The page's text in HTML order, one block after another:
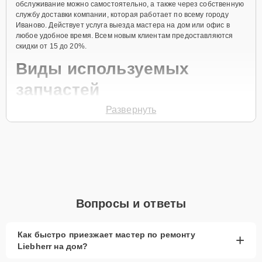
обслуживание можно самостоятельно, а также через собственную
службу доставки компании, которая работает по всему городу
Иваново. Действует услуга выезда мастера на дом или офис в
любое удобное время. Всем новым клиентам предоставляются
скидки от 15 до 20%.
Виды используемых
запчастей
Для ремонта морозильной камеры модели GT 4921 предлагаются
активное использование устройства дольше
запчастей.
При наличии планов в скором времени заменить
Развернуть
Вопросы и ответы
Как быстро приезжает мастер по ремонту
Liebherr на дом?
+